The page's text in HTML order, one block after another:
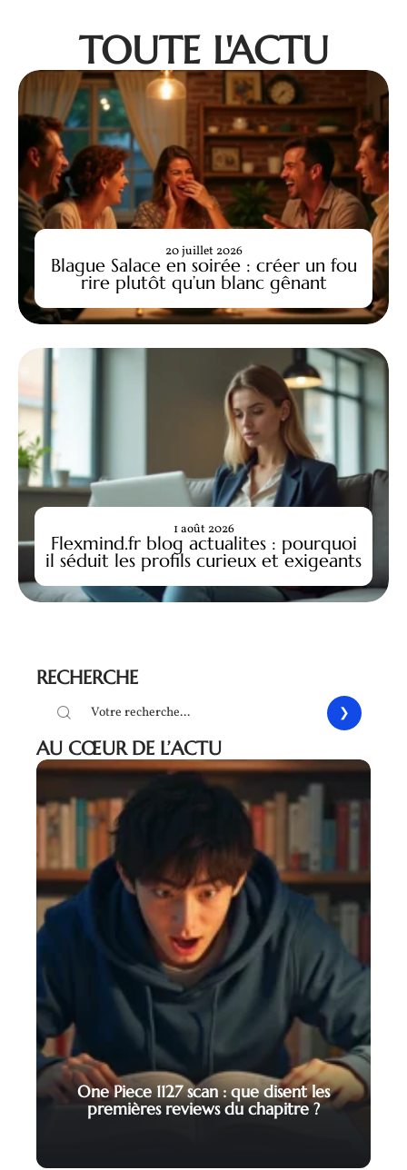
TOUTE L'ACTU
Blague Salace en soirée : créer un fou
rire plutôt qu’un blanc gênant
20 juillet 2026
Flexmind.fr blog actualites : pourquoi
il séduit les profils curieux et exigeants
1 août 2026
RECHERCHE
AU CŒUR DE L’ACTU
One Piece 1127 scan : que disent les
premières reviews du chapitre ?